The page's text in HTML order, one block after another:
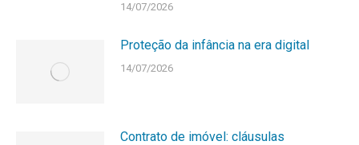
14/07/2026
Proteção da infância na era digital
14/07/2026
Contrato de imóvel: cláusulas